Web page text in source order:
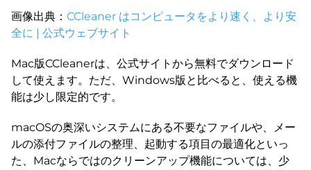
画像出典： CCleaner はコンピュータをより速く、より安
全に | 公式ウェブサイト
Mac版CCleanerは、公式サイトから無料でダウンロード
して使えます。ただ、Windows版と比べると、使える機
能は少し限定的です。
macOSの奥深いシステムにある不要なファイルや、メー
ルの添付ファイルの整理、起動する項目の最適化といっ
た、Macならではのクリーンアップ機能については、少